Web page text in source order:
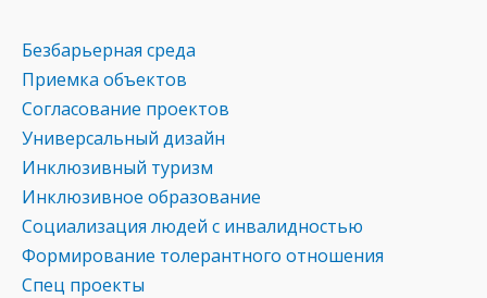
Безбарьерная среда
Приемка объектов
Согласование проектов
Универсальный дизайн
Инклюзивный туризм
Инклюзивное образование
Социализация людей с инвалидностью
Формирование толерантного отношения
Спец проекты